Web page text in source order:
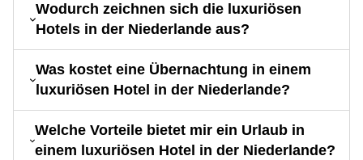
Wodurch zeichnen sich die luxuriösen
Hotels in der Niederlande aus?
Was kostet eine Übernachtung in einem
luxuriösen Hotel in der Niederlande?
Welche Vorteile bietet mir ein Urlaub in
einem luxuriösen Hotel in der Niederlande?